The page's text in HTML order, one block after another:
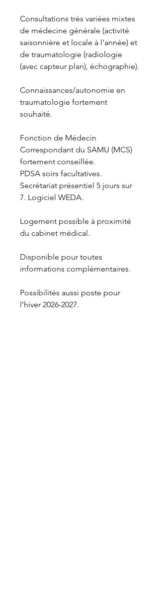
Consultations très variées mixtes
de médecine générale (activité
saisonnière et locale à l'année) et
de traumatologie (radiologie
(avec capteur plan), échographie).
Connaissances/autonomie en
traumatologie fortement
souhaité.
Fonction de Médecin
Correspondant du SAMU (MCS)
fortement conseillée.
PDSA soirs facultatives.
Secrétariat présentiel 5 jours sur
7. Logiciel WEDA.
Logement possible à proximité
du cabinet médical.
Disponible pour toutes
informations complémentaires.
Possibilités aussi poste pour
l’hiver 2026-2027.